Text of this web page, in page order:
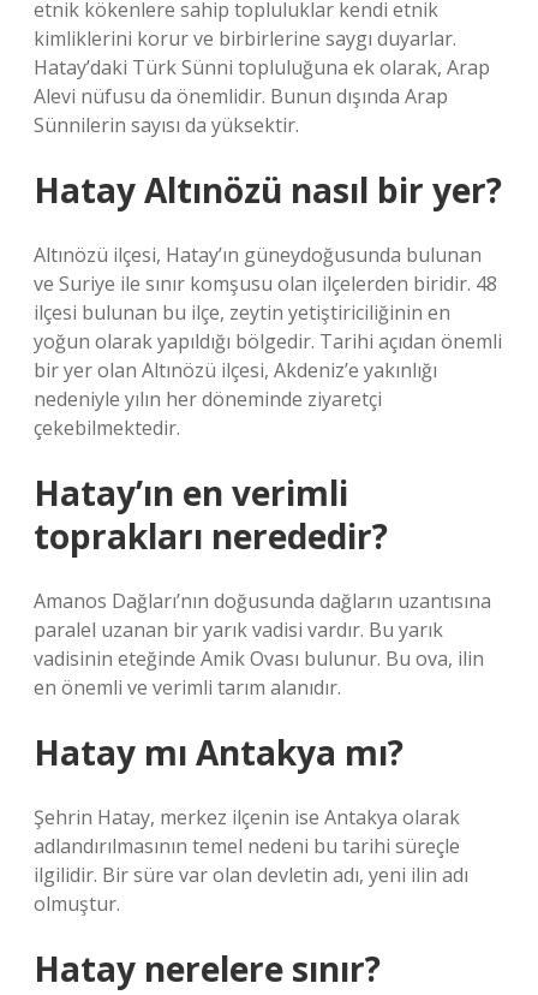
etnik kökenlere sahip topluluklar kendi etnik
kimliklerini korur ve birbirlerine saygı duyarlar.
Hatay’daki Türk Sünni topluluğuna ek olarak, Arap
Alevi nüfusu da önemlidir. Bunun dışında Arap
Sünnilerin sayısı da yüksektir.
Hatay Altınözü nasıl bir yer?
Altınözü ilçesi, Hatay’ın güneydoğusunda bulunan
ve Suriye ile sınır komşusu olan ilçelerden biridir. 48
ilçesi bulunan bu ilçe, zeytin yetiştiriciliğinin en
yoğun olarak yapıldığı bölgedir. Tarihi açıdan önemli
bir yer olan Altınözü ilçesi, Akdeniz’e yakınlığı
nedeniyle yılın her döneminde ziyaretçi
çekebilmektedir.
Hatay’ın en verimli
toprakları nerededir?
Amanos Dağları’nın doğusunda dağların uzantısına
paralel uzanan bir yarık vadisi vardır. Bu yarık
vadisinin eteğinde Amik Ovası bulunur. Bu ova, ilin
en önemli ve verimli tarım alanıdır.
Hatay mı Antakya mı?
Şehrin Hatay, merkez ilçenin ise Antakya olarak
adlandırılmasının temel nedeni bu tarihi süreçle
ilgilidir. Bir süre var olan devletin adı, yeni ilin adı
olmuştur.
Hatay nerelere sınır?